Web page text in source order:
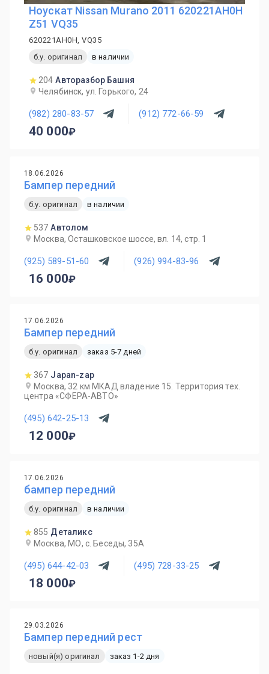
Ноускат Nissan Murano 2011 620221AH0H
Z51 VQ35
620221AH0H, VQ35
б.у. оригинал
в наличии
204 Авторазбор Башня
Челябинск, ул. Горького, 24
(982) 280-83-57 (912) 772-66-59
40 000
18.06.2026
Бампер передний
б.у. оригинал в наличии
537 Автолом
Москва, Осташковское шоссе, вл. 14, стр. 1
(925) 589-51-60 (926) 994-83-96
16 000
17.06.2026
Бампер передний
б.у. оригинал заказ 5-7 дней
367 Japan-zap
Москва, 32 км МКАД владение 15. Территория тех.
центра «СФЕРА-АВТО»
(495) 642-25-13
12 000
17.06.2026
бампер передний
б.у. оригинал в наличии
855 Деталикс
Москва, МО, с. Беседы, 35А
(495) 644-42-03 (495) 728-33-25
18 000
29.03.2026
Бампер передний рест
новый(я) оригинал заказ 1-2 дня